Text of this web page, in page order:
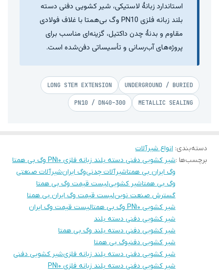
استاندارد زبانهٔ لاستیکی، شیر کشویی دفنی دسته
بلند زبانه فلزی PN10 وگ بی‌همتا با غلاف فولادی
مقاوم و بدنهٔ چدن داکتیل، گزینه‌ای مناسب برای
پروژه‌های آب‌رسانی و تأسیساتی دفن‌شده است.
UNDERGROUND / BURIED
LONG STEM EXTENSION
METALLIC SEALING
PN10 / DN40–300
دسته‌بندی: انواع شیرآلات
برچسب‌ها :شیر کشویی دفنی دسته بلند زبانه فلزی PN10 وگ بی همتا
وگ ایران بی همتاشیرآلات چدنیوگ ایرانشیرآلات صنعتی
وگ بی همتاشیر کشوییلیست قیمت وگ بی همتا
گسترش صنعت نوینلیست قیمت وگ ایران بی همتا
شیر کشویی PN10 وگ بی همتا
لیست قیمت وگ ایران
شیر کشویی دفنی دسته بلند
شیر کشویی دفنی دسته بلند وگ بی همتا
شیر کشویی دفنیوگ بی همتا
شیر کشویی دفنی دسته بلند زبانه فلزیشیر کشویی دفنی
شیر کشویی دفنی دسته بلند زبانه فلزی PN10